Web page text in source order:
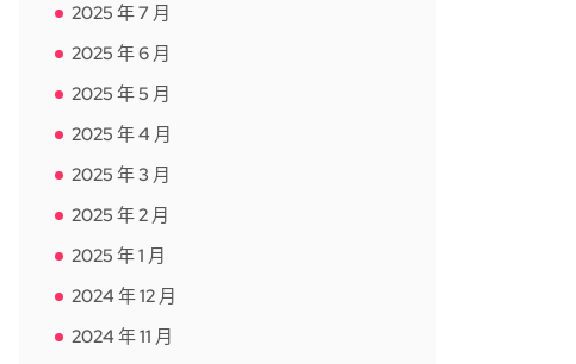
2025 年 7 月
2025 年 6 月
2025 年 5 月
2025 年 4 月
2025 年 3 月
2025 年 2 月
2025 年 1 月
2024 年 12 月
2024 年 11 月